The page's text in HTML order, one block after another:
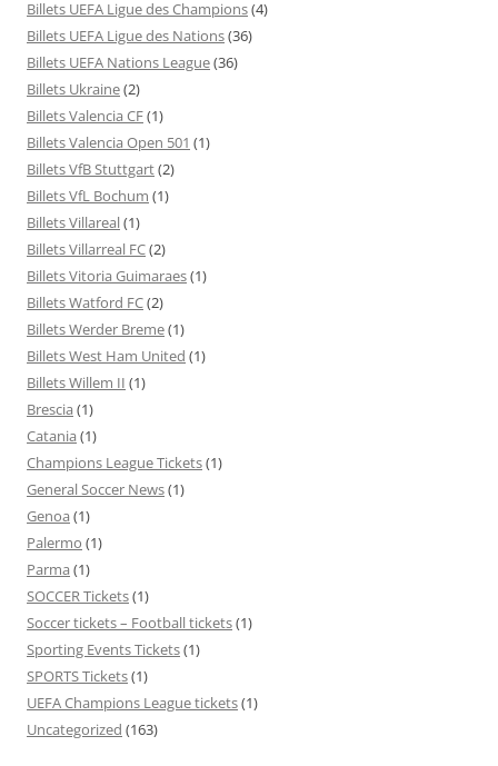
Billets UEFA Ligue des Champions(4)
Billets UEFA Ligue des Nations(36)
Billets UEFA Nations League(36)
Billets Ukraine(2)
Billets Valencia CF(1)
Billets Valencia Open 501 (1)
Billets VfB Stuttgart(2)
Billets VfL Bochum (1)
Billets Villareal(1)
Billets Villarreal FC(2)
Billets Vitoria Guimaraes(1)
Billets Watford FC(2)
Billets Werder Breme(1)
Billets West Ham United (1)
Billets Willem II (1)
Brescia (1)
Catania (1)
Champions League Tickets(1)
General Soccer News(1)
Genoa (1)
Palermo (1)
Parma (1)
SOCCER Tickets(1)
Soccer tickets – Football tickets(1)
Sporting Events Tickets(1)
SPORTS Tickets(1)
UEFA Champions League tickets(1)
Uncategorized (163)